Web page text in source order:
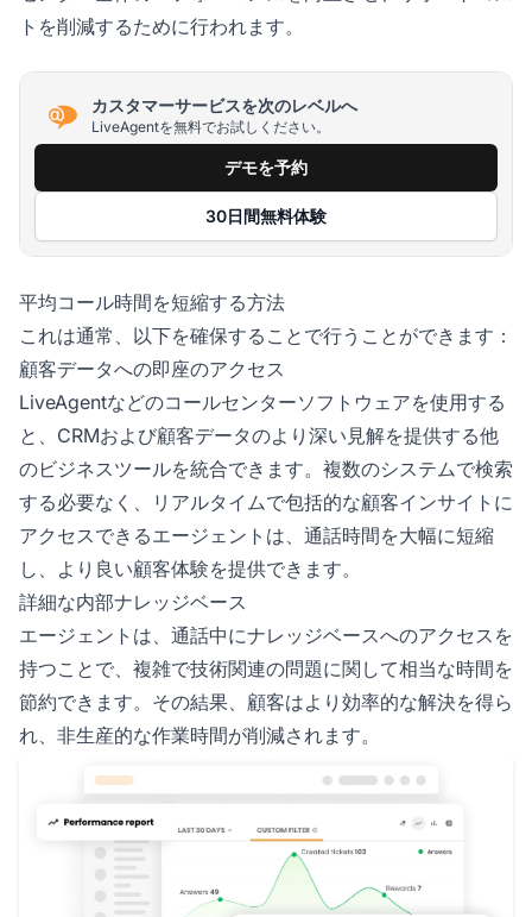
トを削減するために行われます。
カスタマーサービスを次のレベルへ
LiveAgentを無料でお試しください。
デモを予約
30日間無料体験
平均コール時間を短縮する方法
これは通常、以下を確保することで行うことができます：
顧客データへの即座のアクセス
LiveAgentなどのコールセンターソフトウェアを使用する
と、CRMおよび顧客データのより深い見解を提供する他
のビジネスツールを統合できます。複数のシステムで検索
する必要なく、リアルタイムで包括的な顧客インサイトに
アクセスできるエージェントは、通話時間を大幅に短縮
し、より良い顧客体験を提供できます。
詳細な内部ナレッジベース
エージェントは、通話中にナレッジベースへのアクセスを
持つことで、複雑で技術関連の問題に関して相当な時間を
節約できます。その結果、顧客はより効率的な解決を得ら
れ、非生産的な作業時間が削減されます。